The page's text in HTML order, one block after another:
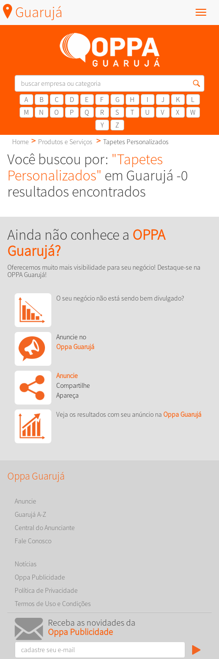
Menu
Guarujá
A B C D E F G H I J K
L
M
N O P Q R S T U V X
W
Y
Z
Home
Produtos e Serviços Tapetes Personalizados
Você buscou por: "Tapetes
Personalizados" em Guarujá -0
resultados encontrados
Ainda não conhece a OPPA
Guarujá?
Oferecemos muito mais visibilidade para seu negócio! Destaque-se na
OPPA Guarujá!
O seu negócio não está sendo bem divulgado?
Anuncie no
Oppa Guarujá
Anuncie
Compartilhe
Apareça
Veja os resultados com seu anúncio na Oppa Guarujá
Oppa Guarujá
Anuncie
Guarujá A-Z
Central do Anunciante
Fale Conosco
Notícias
Oppa Publicidade
Política de Privacidade
Termos de Uso e Condições
Receba as novidades da
Oppa Publicidade